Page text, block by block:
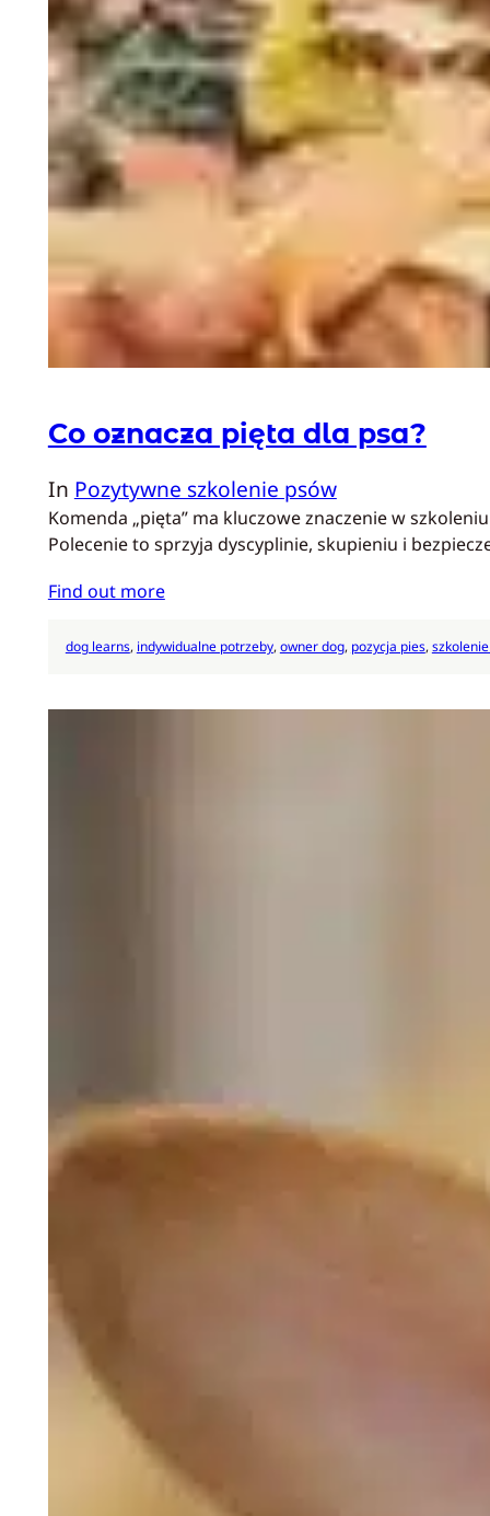
Co oznacza pięta dla psa?
In Pozytywne szkolenie psów
Komenda „pięta” ma kluczowe znaczenie w
Polecenie to sprzyja dyscyplinie, skupieniu i
Find out more
dog learns, indywidualne potrzeby, owner dog, pozycja pies,